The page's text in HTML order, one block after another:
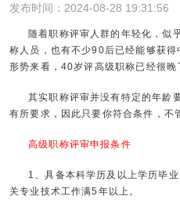
发布时间：2024-08-28 19:31:56
随着职称评审人群的年轻化，似
称人员，也有不少90后已经能够获
形势来看，40岁评高级职称已经很晚
其实职称评审并没有特定的年龄
有所要求，因此只要你符合条件，不
高级职称评审申报条件
1、具备本科学历及以上学历毕
关专业技术工作满5年以上。